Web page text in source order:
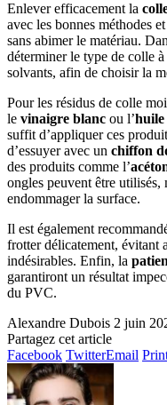
Enlever efficacement la
avec les bonnes méthodes
sans abimer le matériau.
déterminer le type de colle à
solvants, afin de choisir la
Pour les résidus de colle
le vinaigre blanc ou l’huile
suffit d’appliquer ces
d’essuyer avec un chiffon
des produits comme l’
ongles peuvent être utilisés,
endommager la surface.
Il est également
frotter délicatement, évitant
indésirables. Enfin, la
garantiront un résultat
du PVC.
Alexandre Dubois 2 juin
Partagez cet article
Facebook TwitterEmail